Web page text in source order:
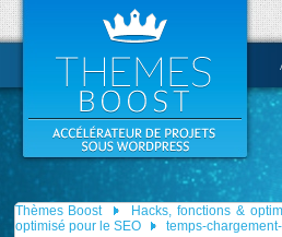
Thèmes Boost Hacks, fonctions &
optimisé pour le SEO
temps-